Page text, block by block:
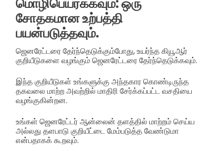
சோதகமான உற்பத்தி
பயன்படுத்தவும்.
ஜெனரேட்டரை தேர்ந்தெடுக்கும்போது, உயர்ந்த கியூஆர்
குறியீடுகளை வழங்கும் ஜெனரேட்டரை தேர்ந்தெடுக்கவும்.
இந்த குறியீடுகள் உங்களுக்கு அந்தகார கொண்டிருந்த
தகவலை மாற்ற அவற்றில் மாதிரி சேர்க்கப்பட்ட வசதியை
வழங்குகின்றன.
உங்கள் ஜெனரேட்டர் ஆன்லைன் தளத்தில் மாற்றம் செய்ய
அல்லது தளபாடு குறியீட்டை மேம்படுத்த வேண்டுமா
என்பதாகக் கூறவும்.